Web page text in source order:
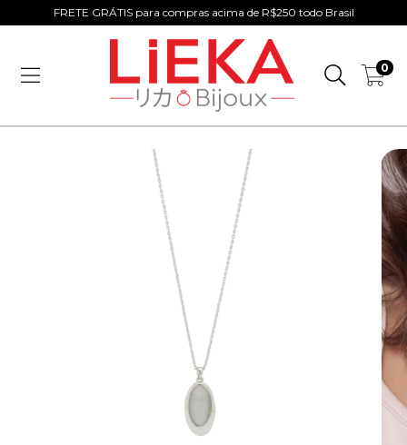
FRETE GRÁTIS para compras acima de R$250 todo Brasil
0